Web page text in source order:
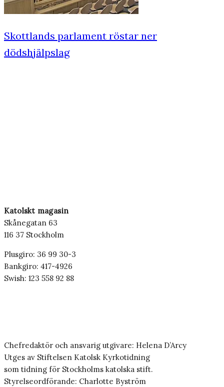
Skottlands parlament röstar ner
dödshjälpslag
Katolskt magasin
Skånegatan 63
116 37 Stockholm
Plusgiro: 36 99 30-3
Bankgiro: 417-4926
Swish: 123 558 92 88
Chefredaktör och ansvarig utgivare: Helena D’Arcy
Utges av Stiftelsen Katolsk Kyrkotidning
som tidning för Stockholms katolska stift.
Styrelseordförande: Charlotte Byström